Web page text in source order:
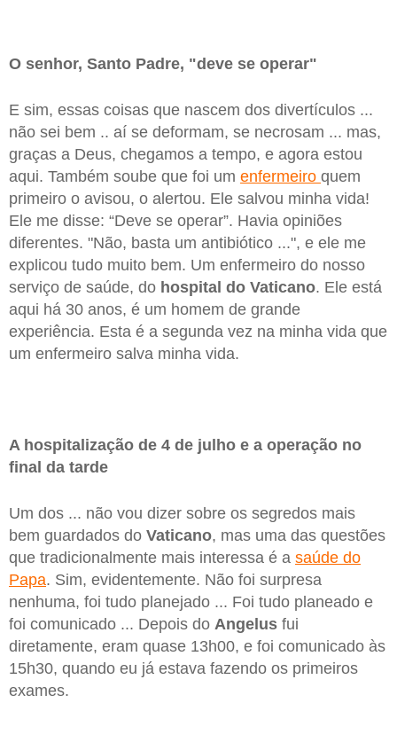
O senhor, Santo Padre, "deve se operar"
E sim, essas coisas que nascem dos divertículos ...
não sei bem .. aí se deformam, se necrosam ... mas,
graças a Deus, chegamos a tempo, e agora estou
aqui. Também soube que foi um enfermeiro quem
primeiro o avisou, o alertou. Ele salvou minha vida!
Ele me disse: “Deve se operar”. Havia opiniões
diferentes. "Não, basta um antibiótico ...", e ele me
explicou tudo muito bem. Um enfermeiro do nosso
serviço de saúde, do hospital do Vaticano. Ele está
aqui há 30 anos, é um homem de grande
experiência. Esta é a segunda vez na minha vida que
um enfermeiro salva minha vida.
A hospitalização de 4 de julho e a operação no
final da tarde
Um dos ... não vou dizer sobre os segredos mais
bem guardados do Vaticano, mas uma das questões
que tradicionalmente mais interessa é a saúde do
Papa. Sim, evidentemente. Não foi surpresa
nenhuma, foi tudo planejado ... Foi tudo planeado e
foi comunicado ... Depois do Angelus fui
diretamente, eram quase 13h00, e foi comunicado às
15h30, quando eu já estava fazendo os primeiros
exames.